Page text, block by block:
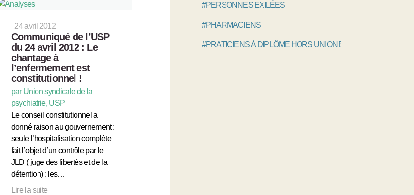
24 avril 2012
Communiqué de l’USP
du 24 avril 2012 : Le
chantage à
l’enfermement est
constitutionnel !
par Union syndicale de la
psychiatrie, USP
Le conseil constitutionnel a
donné raison au gouvernement :
seule l’hospitalisation complète
fait l’objet d’un contrôle par le
JLD ( juge des libertés et de la
détention) : les…
Lire la suite
#PERSONNES EXILÉES
#PHARMACIENS
#PRATICIENS À DIPLÔME HORS UNION EUROPÉENNE,